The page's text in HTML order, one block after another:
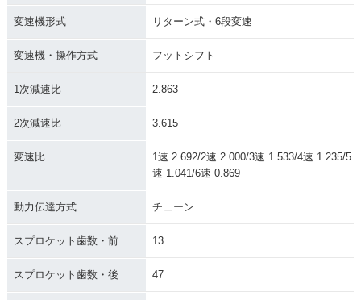
変速機形式 リターン式・6段変速
変速機・操作方式 フットシフト
1次減速比 2.863
2次減速比 3.615
変速比
1速 2.692/2速 2.000/3速 1.533/4速 1.235/5
速 1.041/6速 0.869
動力伝達方式 チェーン
スプロケット歯数・前 13
スプロケット歯数・後 47